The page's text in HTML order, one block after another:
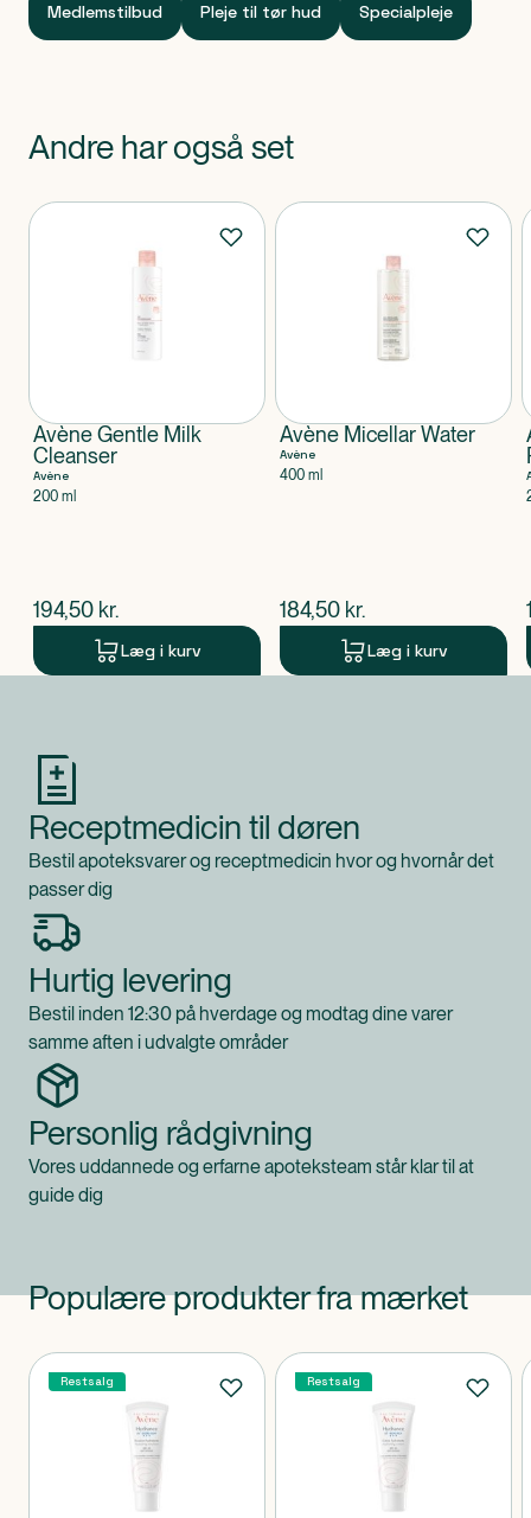
Medlemstilbud Pleje til tør hud Specialpleje
Andre har også set
Produkter
Avène Gentle Milk
Cleanser
Avène
200 ml
$nuværende pris
194,50 kr.
Læg i kurv
Avène Micellar Water
Avène
400 ml
$nuværende pris
184,50 kr.
Læg i kurv
Receptmedicin til døren
Bestil apoteksvarer og receptmedicin hvor og hvornår det
passer dig
Hurtig levering
Bestil inden 12:30 på hverdage og modtag dine varer
samme aften i udvalgte områder
Personlig rådgivning
Vores uddannede og erfarne apoteksteam står klar til at
guide dig
Populære produkter fra mærket
Produkter
Restsalg Restsalg